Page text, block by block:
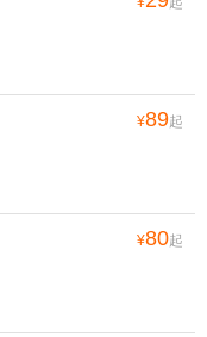
¥89起
¥80起